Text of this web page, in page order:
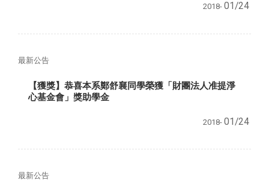
2018- 01/24
最新公告
【獲獎】恭喜本系鄭舒襄同學榮獲「財團法人准提淨
心基金會」獎助學金
2018- 01/24
最新公告